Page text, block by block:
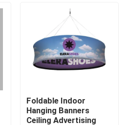
Foldable Indoor
Hanging Banners
Ceiling Advertising